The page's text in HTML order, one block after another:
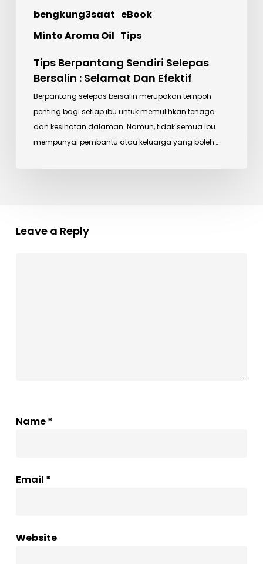
bengkung3saat eBook
Minto Aroma Oil Tips
Tips Berpantang Sendiri Selepas
Bersalin : Selamat Dan Efektif
Berpantang selepas bersalin merupakan tempoh
penting bagi setiap ibu untuk memulihkan tenaga
dan kesihatan dalaman. Namun, tidak semua ibu
mempunyai pembantu atau keluarga yang boleh…
Leave a Reply
Name*
Email *
Website